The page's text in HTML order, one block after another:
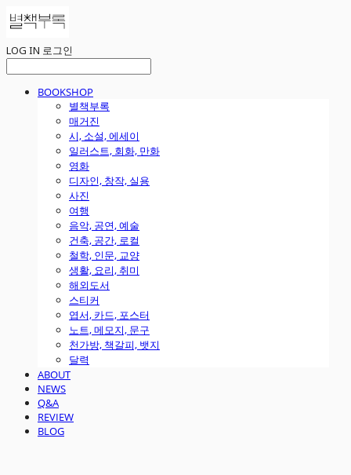
LOG IN 로그인
BOOKSHOP
별책부록
매거진
시, 소설, 에세이
일러스트, 회화, 만화
영화
디자인, 창작, 실용
사진
여행
음악, 공연, 예술
건축, 공간, 로컬
철학, 인문, 교양
생활, 요리, 취미
해외도서
스티커
엽서, 카드, 포스터
노트, 메모지, 문구
천가방, 책갈피, 뱃지
달력
ABOUT
NEWS
Q&A
REVIEW
BLOG